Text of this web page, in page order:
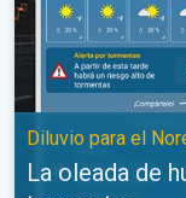
Diluvio para el
La oleada de